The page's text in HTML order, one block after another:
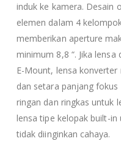
induk ke kamera. Desain
elemen dalam 4
memberikan aperture
minimum 8,8 “. Jika lensa
E-Mount, lensa
dan setara panjang
ringan dan ringkas untuk
lensa tipe kelopak built-
tidak diinginkan cahaya.